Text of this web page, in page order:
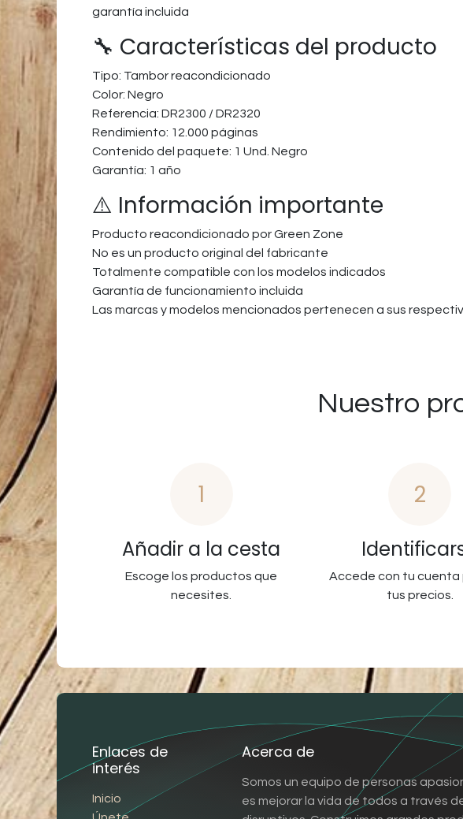
garantía incluida
🔧 Características del producto
Tipo: Tambor reacondicionado
Color: Negro
Referencia: DR2300 / DR2320
Rendimiento: 12.000 páginas
Contenido del paquete: 1 Und. Negro
Garantía: 1 año
⚠️ Información importante
Producto reacondicionado por Green Zone
No es un producto original del fabricante
Totalmente compatible con los modelos indicados
Garantía de funcionamiento incluida
Las marcas y modelos mencionados pertenecen a sus
Nuestro
1
Añadir a la cesta
Escoge los productos que
necesites.
2
Accede con tu cuenta
tus precios.
Enlaces de
interés
Inicio
Acerca de
Somos un equipo de personas
es mejorar la vida de todos a través